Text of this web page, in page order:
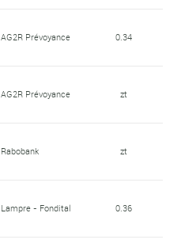
AG2R Prévoyance 0.34
AG2R Prévoyance zt
Rabobank zt
Lampre - Fondital 0.36